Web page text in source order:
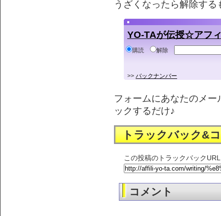
うざくなったら解除す
YO-TAが伝授☆アフ
購読 解除
>> バックナンバー
フォームにあなたのメ
ックするだけ♪
トラックバック&
この投稿のトラックバック
コメント